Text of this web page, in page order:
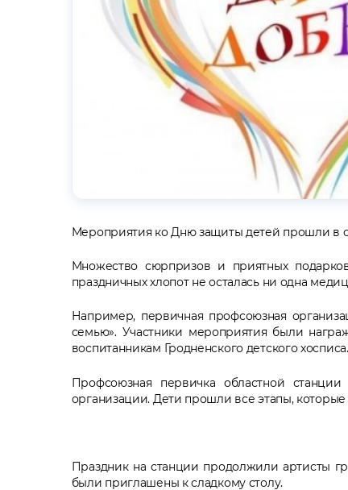
Мероприятия ко Дню защиты детей прошли в
Множество сюрпризов и приятных
праздничных хлопот не осталась ни одна
Например, первичная профсоюзная
семью». Участники мероприятия были
воспитанникам Гродненского детского хосписа.
Профсоюзная первичка областной
организации. Дети прошли все этапы,
Праздник на станции продолжили артисты
были приглашены к сладкому столу.